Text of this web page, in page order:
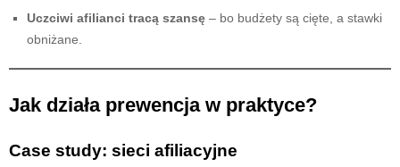
Uczciwi afilianci tracą szansę – bo budżety są cięte, a stawki
obniżane.
Jak działa prewencja w praktyce?
Case study: sieci afiliacyjne